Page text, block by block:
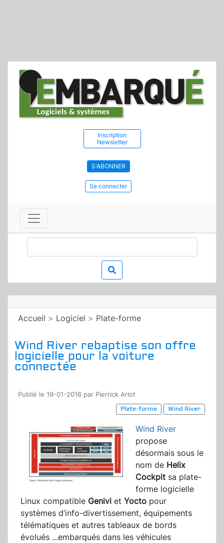
Inscription
Newsletter
S'ABONNER
Se connecter
Accueil > Logiciel > Plate-forme
Wind River rebaptise son offre
logicielle pour la voiture
connectée
Publié le 19-01-2016 par Pierrick Arlot
Plate-forme
Wind River
Wind River
propose
désormais sous le
nom de Helix
Cockpit sa plate-
forme logicielle
Linux compatible Genivi et Yocto pour
systèmes d’info-divertissement, équipements
télématiques et autres tableaux de bords
évolués ...embarqués dans les véhicules